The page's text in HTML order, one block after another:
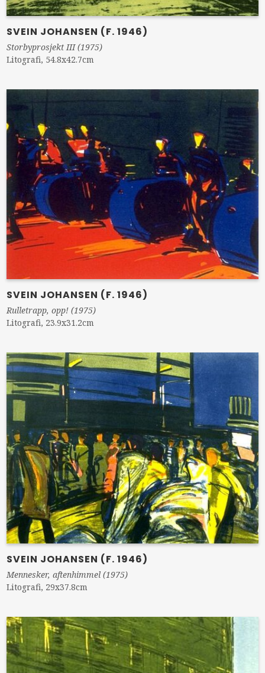
SVEIN JOHANSEN (F. 1946)
Storbyprosjekt III (1975)
Litografi, 54.8x42.7cm
SVEIN JOHANSEN (F. 1946)
Rulletrapp, opp! (1975)
Litografi, 23.9x31.2cm
SVEIN JOHANSEN (F. 1946)
Mennesker, aftenhimmel (1975)
Litografi, 29x37.8cm